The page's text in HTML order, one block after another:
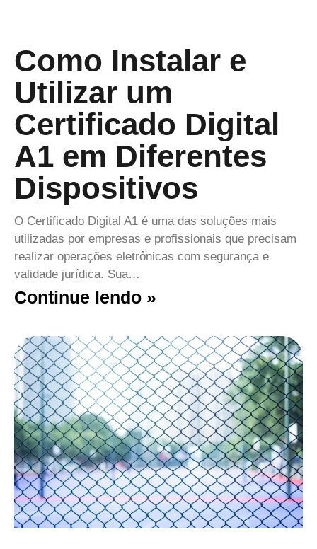
Como Instalar e
Utilizar um
Certificado Digital
A1 em Diferentes
Dispositivos
O Certificado Digital A1 é uma das soluções mais
utilizadas por empresas e profissionais que precisam
realizar operações eletrônicas com segurança e
validade jurídica. Sua…
Continue lendo »